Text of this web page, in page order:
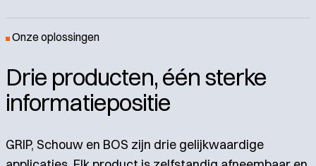
Onze oplossingen
Drie producten, één sterke
informatiepositie
GRIP, Schouw en BOS zijn drie gelijkwaardige